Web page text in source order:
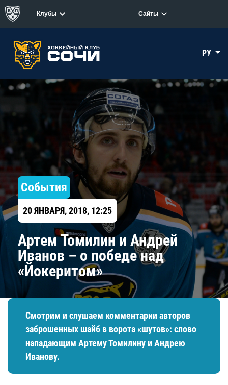
Клубы Сайты
РУ
События
20 ЯНВАРЯ, 2018, 12:25
Артем Томилин и Андрей
Иванов – о победе над
«Йокеритом»
Смотрим и слушаем комментарии авторов
заброшенных шайб в ворота «шутов»: слово
нападающим Артему Томилину и Андрею
Иванову.